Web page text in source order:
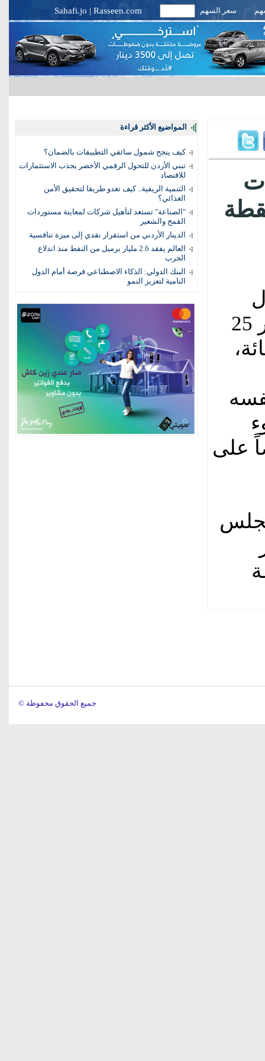
سعر السهم Sahafi.jo | Rasseen.com
المواضيع الأكثر قراءة
كيف ينجح شمول سائقي التطبيقات بالضمان؟
تبني الأردن للتحول الرقمي الأخضر يجذب الاستثمارات
للاقتصاد
التنمية الريفية.. كيف تغدو طريقا لتحقيق الأمن
الغذائي؟
"الصناعة" تستعد لتأهيل شركات لمعاينة مستوردات
القمح والشعير
الدينار الأردني من استقرار نقدي إلى ميزة تنافسية
العالم يفقد 2.6 مليار برميل من النفط منذ اندلاع
الحرب
البنك الدولي: الذكاء الاصطناعي فرصة أمام الدول
النامية لتعزيز النمو
العكسي» 25 نقطة
اتفاقية إعادة الشراء «الريبو» بمقدار 25
المائة،
على
نقطة
© جميع الحقوق محفوظة